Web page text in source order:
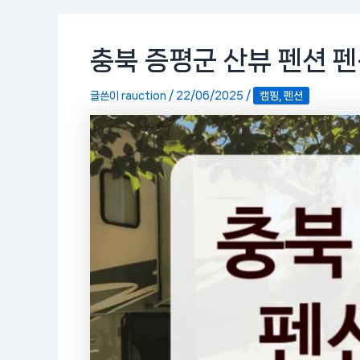
충북 증평군 산뷰 펜션
글쓴이 rauction / 22/06/2025 / 캠핑, 펜션